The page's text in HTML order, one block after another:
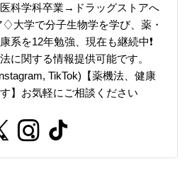
科学科卒業→ドラッグストアへ
大学で分子生物学を学び、薬・
系を12年勉強、現在も継続中❗️
に関する情報提供可能です。
TikTok)【薬機法、健康
】お気軽にご相談ください